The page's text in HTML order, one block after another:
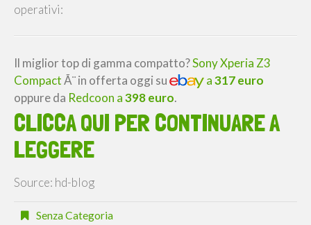
operativi:
Il miglior top di gamma compatto?Sony Xperia Z3
CompactÃ¨ in offerta oggi su a317 euro
oppure da Redcoon a398 euro.
CLICCA QUI PER CONTINUARE A
LEGGERE
Source: hd-blog
Senza Categoria